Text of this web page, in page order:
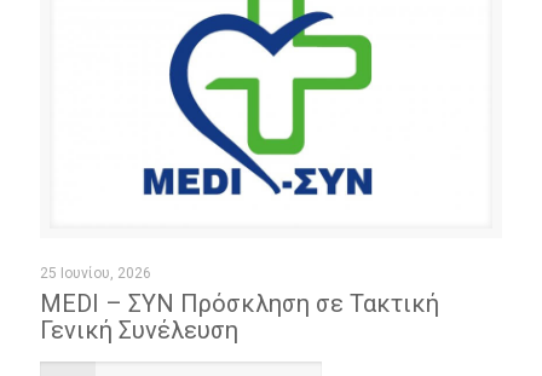
25 Ιουνίου, 2026
MEDI – ΣΥΝ Πρόσκληση σε Τακτική
Γενική Συνέλευση